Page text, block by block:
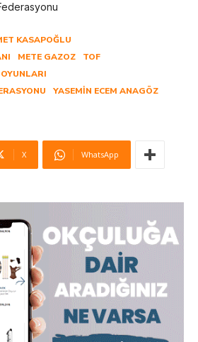
KASAPOĞLU
METE GAZOZ
TOF
YASEMIN ECEM ANAGÖZ
X WhatsApp